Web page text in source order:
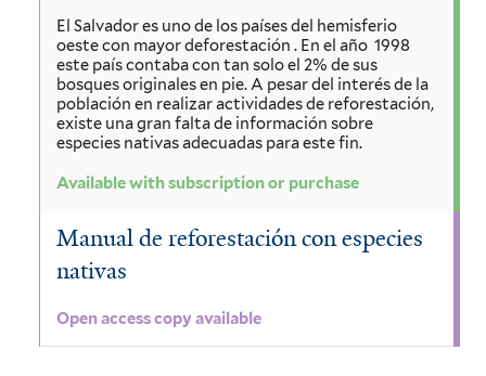
El Salvador es uno de los países del hemisferio
oeste con mayor deforestación . En el año 1998
este país contaba con tan solo el 2% de sus
bosques originales en pie. A pesar del interés de la
población en realizar actividades de reforestación,
existe una gran falta de información sobre
especies nativas adecuadas para este fin.
Available with subscription or purchase
Manual de reforestación con especies
nativas
Open access copy available